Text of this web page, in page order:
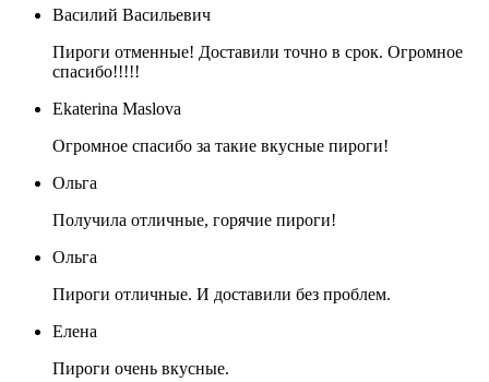
Василий Васильевич
Пироги отменные! Доставили точно в срок. Огромное
спасибо!!!!!
Ekaterina Maslova
Огромное спасибо за такие вкусные пироги!
Ольга
Получила отличные, горячие пироги!
Ольга
Пироги отличные. И доставили без проблем.
Елена
Пироги очень вкусные.